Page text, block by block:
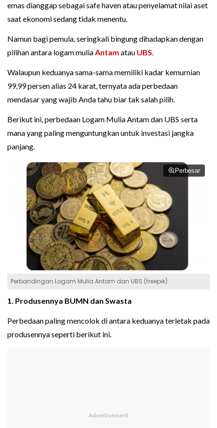
emas dianggap sebagai safe haven atau penyelamat nilai aset
saat ekonomi sedang tidak menentu.
Namun bagi pemula, seringkali bingung dihadapkan dengan
pilihan antara logam muliaAntam atau UBS.
Walaupun keduanya sama-sama memiliki kadar kemurnian
99,99 persen alias 24 karat, ternyata ada perbedaan
mendasar yang wajib Anda tahu biar tak salah pilih.
Berikut ini, perbedaan Logam Mulia Antam dan UBS serta
mana yang paling menguntungkan untuk investasi jangka
panjang.
Perbesar
Perbandingan Logam Mulia Antam dan UBS (freepik)
1. Produsennya BUMN dan Swasta
Perbedaan paling mencolok di antara keduanya terletak pada
produsennya seperti berikut ini.